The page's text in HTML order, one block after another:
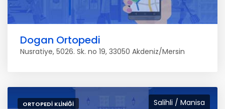
Dogan Ortopedi
Nusratiye, 5026. Sk. no 19, 33050 Akdeniz/Mersin
Salihli / Manisa
ORTOPEDI KLINIĞI